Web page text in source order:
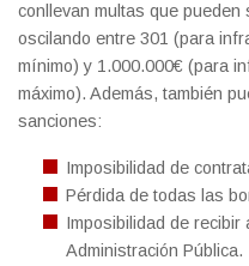
conllevan multas que
oscilando entre 301 (para
mínimo) y 1.000.000€ (para
máximo). Además, también
sanciones:
Imposibilidad de
Pérdida de todas las
Imposibilidad de
Administración Pública.